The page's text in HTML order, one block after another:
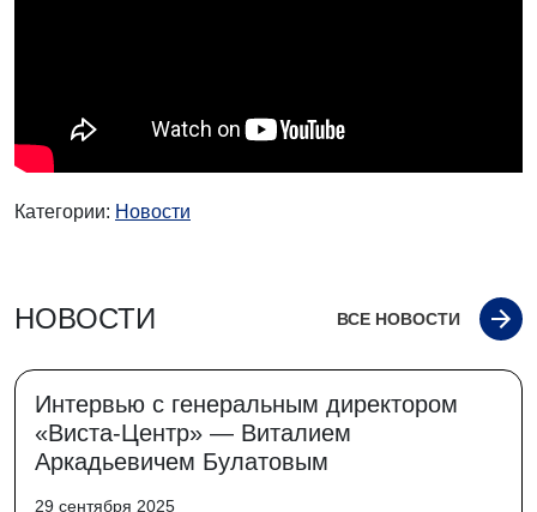
Категории: Новости
НОВОСТИ ВСЕ НОВОСТИ
Интервью с генеральным директором
«Виста-Центр» — Виталием
Аркадьевичем Булатовым
29 сентября 2025